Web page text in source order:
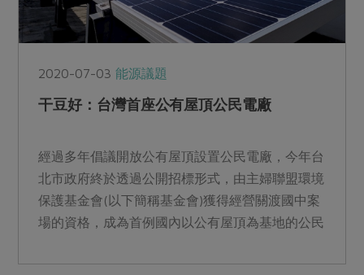
2020-07-03能源議題
干豆好：台灣首座公有屋頂公民電廠
經過多年倡議開放公有屋頂設置公民電廠，今年台
北市政府終於透過公開招標形式，由主婦聯盟環境
保護基金會(以下簡稱基金會)獲得經營關渡國中案
場的資格，成為首例國內以公有屋頂為基地的公民